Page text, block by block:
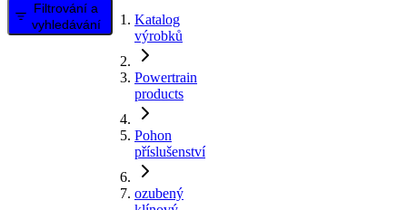
Filtrování a
vyhledávání
Katalog
výrobků
Powertrain
products
Pohon
příslušenství
ozubený